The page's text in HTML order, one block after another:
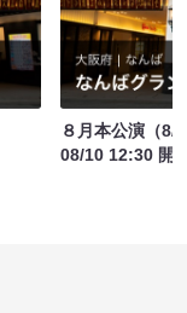
８月本公演（8/
08/10 12:30 開